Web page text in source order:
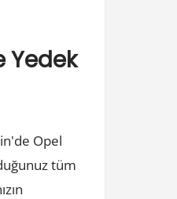
Yedek
Opel
tüm